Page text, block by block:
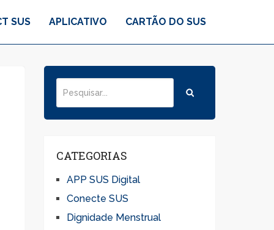
SUS APLICATIVO CARTÃO DO SUS
CATEGORIAS
APP SUS Digital
Conecte SUS
Dignidade Menstrual